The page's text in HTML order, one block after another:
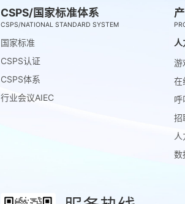
CSPS/国家标准体系
CSPS/NATIONAL STANDARD SYSTEM
国家标准
CSPS认证
CSPS体系
行业会议AIEC
游
在
呼
招
人
数